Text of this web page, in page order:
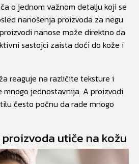
o jednom važnom detalju koji se
nanošenja proizvoda za negu
nanose može direktno da
sastojci zaista doći do kože i
reaguje na različite teksture i
jednostavnija. A proizvodi
često počnu da rade mnogo
utiče na kožu